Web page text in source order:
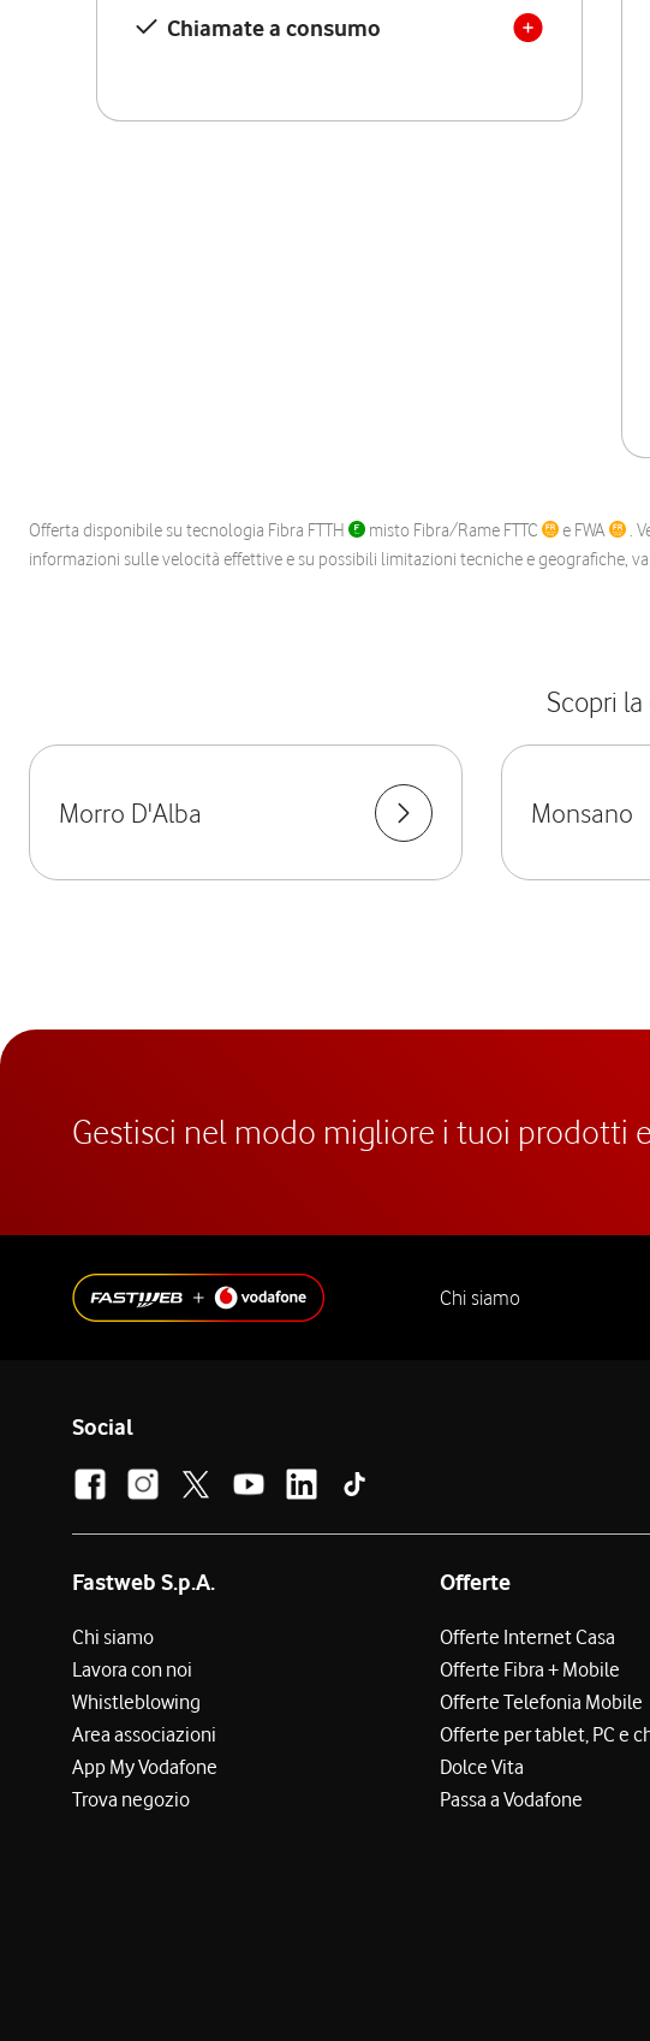
Chiamate a consumo
Offerta disponibile su tecnologia Fibra FTTH misto Fibra/Rame FTTC e FWA .
informazioni sulle velocità effettive e su possibili limitazioni tecniche e geografiche,
Scopri
Morro D'Alba Monsano
Gestisci nel modo migliore i tuoi prodotti
Chi siamo
Social
Fastweb S.p.A.
Chi siamo
Lavora con noi
Whistleblowing
Area associazioni
App My Vodafone
Trova negozio
Offerte
Offerte Internet Casa
Offerte Fibra + Mobile
Offerte Telefonia Mobile
Offerte per tablet, PC e
Dolce Vita
Passa a Vodafone